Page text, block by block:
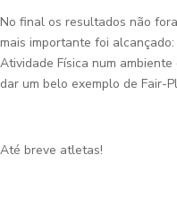
No final os resultados não
mais importante foi
Atividade Física num
dar um belo exemplo de Fair-
Até breve atletas!